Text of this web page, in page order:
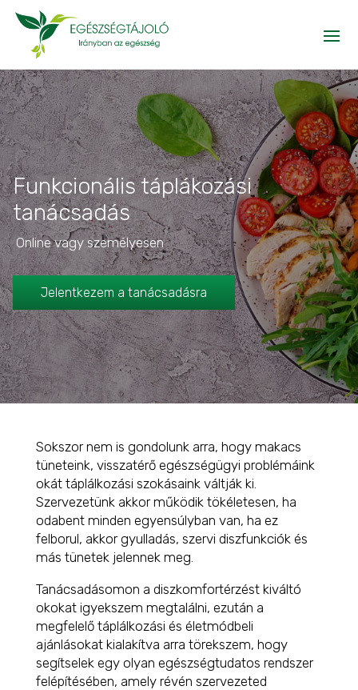
Funkcionális táplákozási
tanácsadás
Online vagy személyesen
Jelentkezem a tanácsadásra
Sokszor nem is gondolunk arra, hogy makacs
tüneteink, visszatérő egészségügyi problémáink
okát táplálkozási szokásaink váltják ki.
Szervezetünk akkor működik tökéletesen, ha
odabent minden egyensúlyban van, ha ez
felborul, akkor gyulladás, szervi diszfunkciók és
más tünetek jelennek meg.
Tanácsadásomon a diszkomfortérzést kiváltó
okokat igyekszem megtalálni, ezután a
megfelelő táplálkozási és életmódbeli
ajánlásokat kialakítva arra törekszem, hogy
segítselek egy olyan egészségtudatos rendszer
felépítésében, amely révén szervezeted